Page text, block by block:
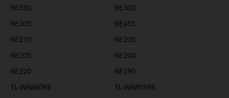
RE350
RE300
RE305
RE455
RE210
RE205
RE205
RE200
RE220
RE190
TL-WA860RE
TL-WA855RE